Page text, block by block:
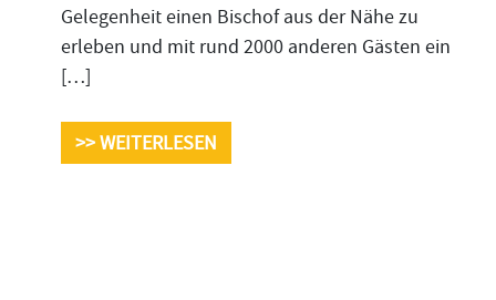
Gelegenheit einen Bischof aus der Nähe zu
erleben und mit rund 2000 anderen Gästen ein
[…]
>> WEITERLESEN